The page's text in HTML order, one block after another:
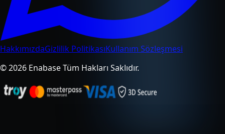
HakkımızdaGizlilik PolitikasıKullanım Sözleşmesi
© 2026 Enabase Tüm Hakları Saklıdır.